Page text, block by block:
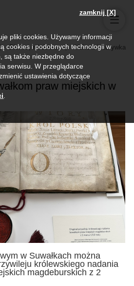
Biznes, rolnictwo Kultura i rozrywka
praw miejskich w
w Suwałkach można
królewskiego nadania
magdeburskich z 2
zamknij [X]
pliki cookies. Używamy informacji
cookies i podobnych technologii w
są także niezbędne do
serwisu. W przeglądarce
ustawienia dotyczące